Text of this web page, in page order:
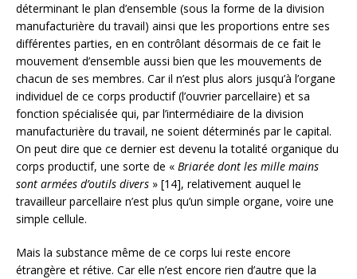
déterminant le plan d’ensemble (sous la forme de la division
manufacturière du travail) ainsi que les proportions entre ses
différentes parties, en en contrôlant désormais de ce fait le
mouvement d’ensemble aussi bien que les mouvements de
chacun de ses membres. Car il n’est plus alors jusqu’à l’organe
individuel de ce corps productif (l’ouvrier parcellaire) et sa
fonction spécialisée qui, par l’intermédiaire de la division
manufacturière du travail, ne soient déterminés par le capital.
On peut dire que ce dernier est devenu la totalité organique du
corps productif, une sorte de « Briarée dont les mille mains
sont armées d’outils divers » [14], relativement auquel le
travailleur parcellaire n’est plus qu’un simple organe, voire une
simple cellule.
Mais la substance même de ce corps lui reste encore
étrangère et rétive. Car elle n’est encore rien d’autre que la